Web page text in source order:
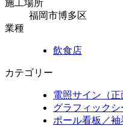
施工場所
福岡市博多区
業種
飲食店
カテゴリー
電照サイン（正
グラフィックシ
ポール看板／袖